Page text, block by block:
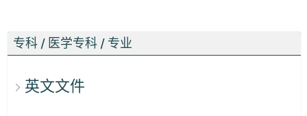
专科 / 医学专科 / 专业
英文文件